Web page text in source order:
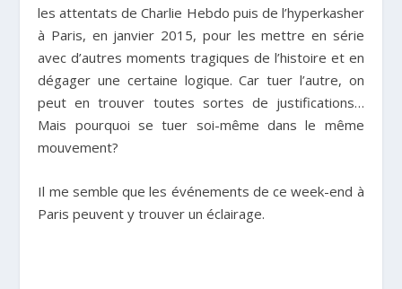
les attentats de Charlie Hebdo puis de l’hyperkasher
à Paris, en janvier 2015, pour les mettre en série
avec d’autres moments tragiques de l’histoire et en
dégager une certaine logique. Car tuer l’autre, on
peut en trouver toutes sortes de justifications…
Mais pourquoi se tuer soi-même dans le même
mouvement?
Il me semble que les événements de ce week-end à
Paris peuvent y trouver un éclairage.